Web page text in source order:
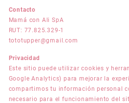
Contacto
Mamá con Ali SpA
RUT: 77.825.329-1
tototupper@gmail.com
Privacidad
Este sitio puede utilizar cookies y
Google Analytics) para mejorar la
compartimos tu información personal
necesario para el funcionamiento del